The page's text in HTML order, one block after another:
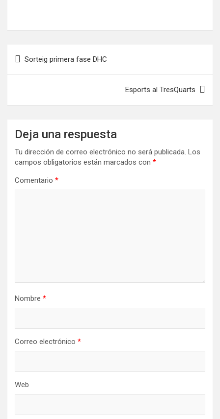
Navegación
Sorteig primera fase DHC
Esports al TresQuarts
Deja una respuesta
Tu dirección de correo electrónico no será publicada. Los
campos obligatorios están marcados con *
Comentario *
Nombre *
Correo electrónico *
Web